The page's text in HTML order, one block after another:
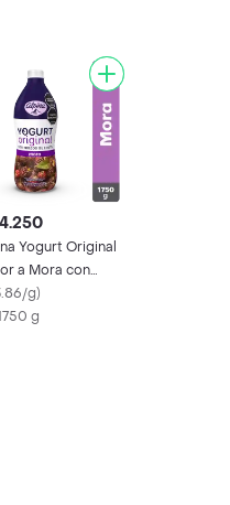
Yogurt Original
a Mora con
de Fruta
g)
g